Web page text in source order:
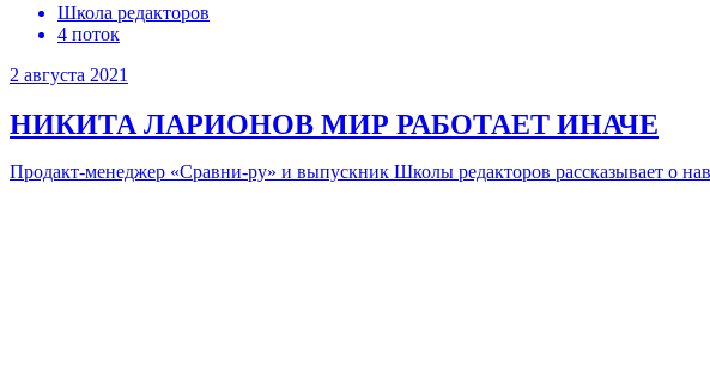
Школа редакторов
4 поток
2 августа 2021
НИКИТА ЛАРИОНОВ МИР РАБОТАЕТ ИНАЧЕ
Продакт-менеджер «Сравни-ру» и выпускник Школы редакторов рассказывает о